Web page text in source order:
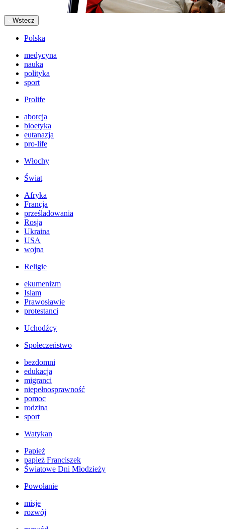
Wstecz
Polska
medycyna
nauka
polityka
sport
Prolife
aborcja
bioetyka
eutanazja
pro-life
Włochy
Świat
Afryka
Francja
prześladowania
Rosja
Ukraina
USA
wojna
Religie
ekumenizm
Islam
Prawosławie
protestanci
Uchodźcy
Społeczeństwo
bezdomni
edukacja
migranci
niepełnosprawność
pomoc
rodzina
sport
Watykan
Papież
papież Franciszek
Światowe Dni Młodzieży
Powołanie
misje
rozwój